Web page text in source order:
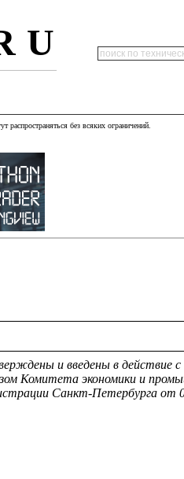
без всяких ограничений.
и введены в действие с
Комитета экономики и
Санкт-Петербурга от